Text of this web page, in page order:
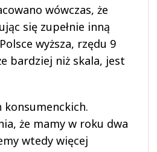
wówczas, że
się zupełnie inną
wyższa, rzędu 9
bardziej niż skala, jest
konsumenckich.
że mamy w roku dwa
wtedy więcej